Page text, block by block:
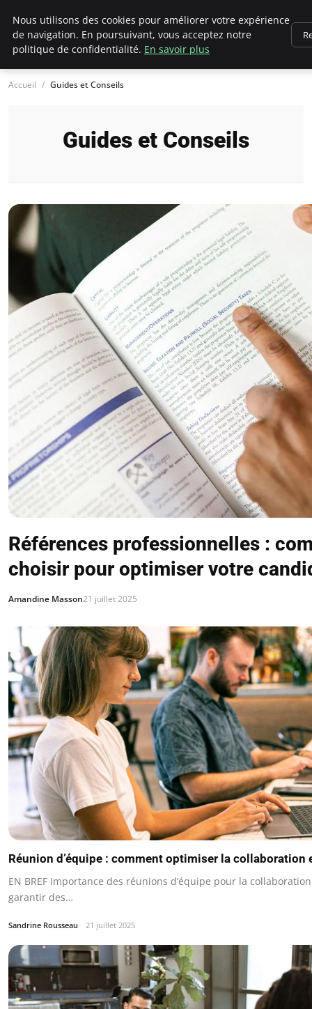
Chasseur De Tête
Accueil Guides et Conseils
Guides et Conseils
Références professionnelles :
choisir pour optimiser votre
Amandine Masson21 juillet 2025
Réunion d’équipe : comment optimiser la collaboration
EN BREF Importance des réunions d’équipe pour la
garantir des…
Sandrine Rousseau 21 juillet 2025
Nous utilisons des cookies pour améliorer votre expérience
de navigation. En poursuivant, vous acceptez notre
politique de confidentialité. En savoir plus